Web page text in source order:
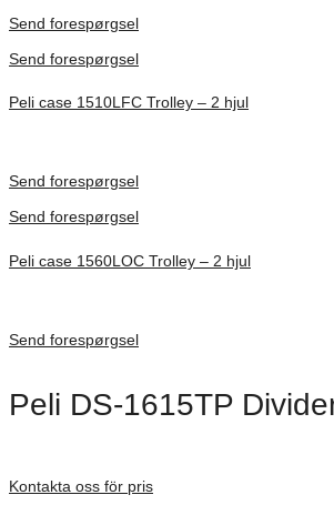
Send forespørgsel
Send forespørgsel
Peli case 1510LFC Trolley – 2 hjul
Send forespørgsel
Send forespørgsel
Peli case 1560LOC Trolley – 2 hjul
Send forespørgsel
Peli DS-1615TP
Kontakta oss för pris